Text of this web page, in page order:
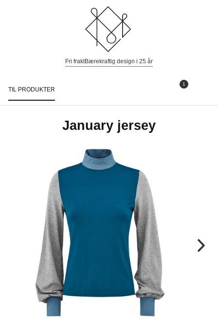
Fri fraktBærekraftig design i 25 år
1
TIL PRODUKTER
January jersey